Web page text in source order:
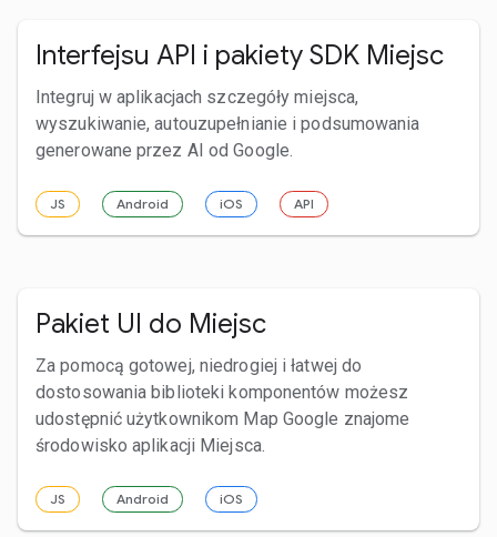
Interfejsu API i pakiety SDK Miejsc
Integruj w aplikacjach szczegóły miejsca,
wyszukiwanie, autouzupełnianie i podsumowania
generowane przez AI od Google.
JS Android iOS API
Pakiet UI do Miejsc
Za pomocą gotowej, niedrogiej i łatwej do
dostosowania biblioteki komponentów możesz
udostępnić użytkownikom Map Google znajome
środowisko aplikacji Miejsca.
JS Android iOS